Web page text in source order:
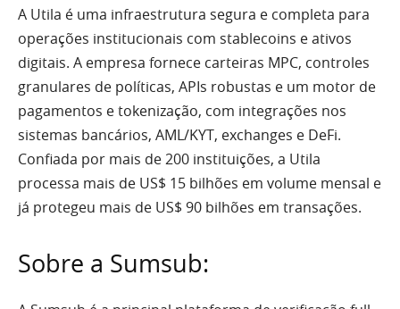
A Utila é uma infraestrutura segura e completa para
operações institucionais com stablecoins e ativos
digitais. A empresa fornece carteiras MPC, controles
granulares de políticas, APIs robustas e um motor de
pagamentos e tokenização, com integrações nos
sistemas bancários, AML/KYT, exchanges e DeFi.
Confiada por mais de 200 instituições, a Utila
processa mais de US$ 15 bilhões em volume mensal e
já protegeu mais de US$ 90 bilhões em transações.
Sobre a Sumsub: